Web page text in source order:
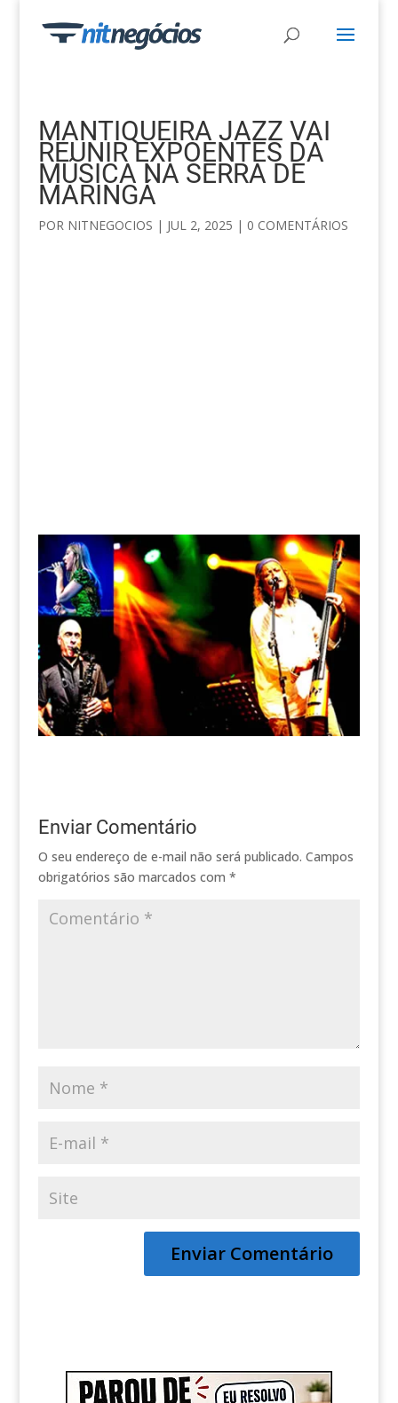
MANTIQUEIRA JAZZ VAI
REUNIR EXPOENTES DA
MÚSICA NA SERRA DE
MARINGÁ
POR NITNEGOCIOS | JUL 2, 2025 | 0 COMENTÁRIOS
Enviar Comentário
O seu endereço de e-mail não será publicado. Campos
obrigatórios são marcados com *